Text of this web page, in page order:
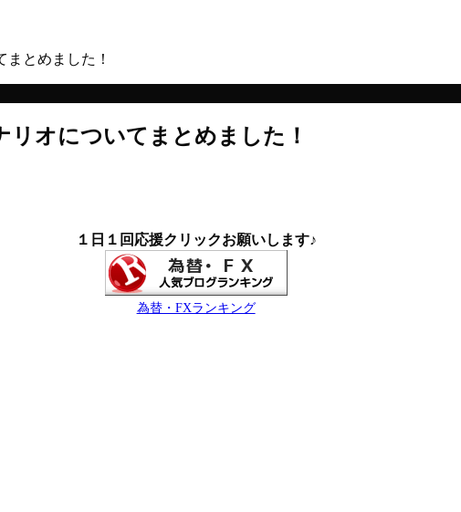
とめました！
オについてまとめました！
１日１回応援クリックお願いします♪
為替・FXランキング